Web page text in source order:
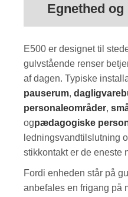
Egnethed
E500 er designet til
gulvstående renser
af dagen. Typiske
pauserum,
personaleområder,
ogpædagogiske
ledningsvandtilslutning
stikkontakt er de eneste
Fordi enheden står på
anbefales en frigang på